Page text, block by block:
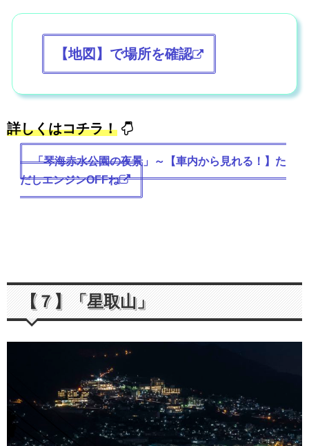
【地図】で場所を確認
詳しくはコチラ！
「琴海赤水公園の夜景」～【車内から見れる！】た
だしエンジンOFFね
【７】「星取山」